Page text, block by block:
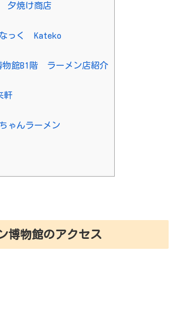
夕焼け商店
っく Kateko
物館B1階 ラーメン店紹介
軒
ゃんラーメン
博物館のアクセス